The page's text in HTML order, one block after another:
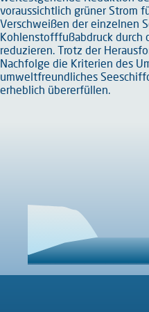
voraussichtlich grüner Strom
Verschweißen der einzelnen
Kohlenstofffußabdruck durch
reduzieren. Trotz der
Nachfolge die Kriterien des
umweltfreundliches
erheblich übererfüllen.